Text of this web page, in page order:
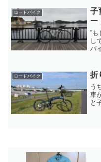
ス
ロードバイク
子
ー
”も
し
バ
し
ツ
ロードバイク 折
う
車
と